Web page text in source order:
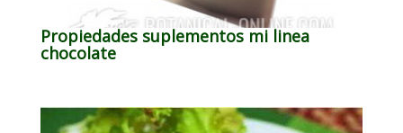
Propiedades suplementos mi linea
chocolate